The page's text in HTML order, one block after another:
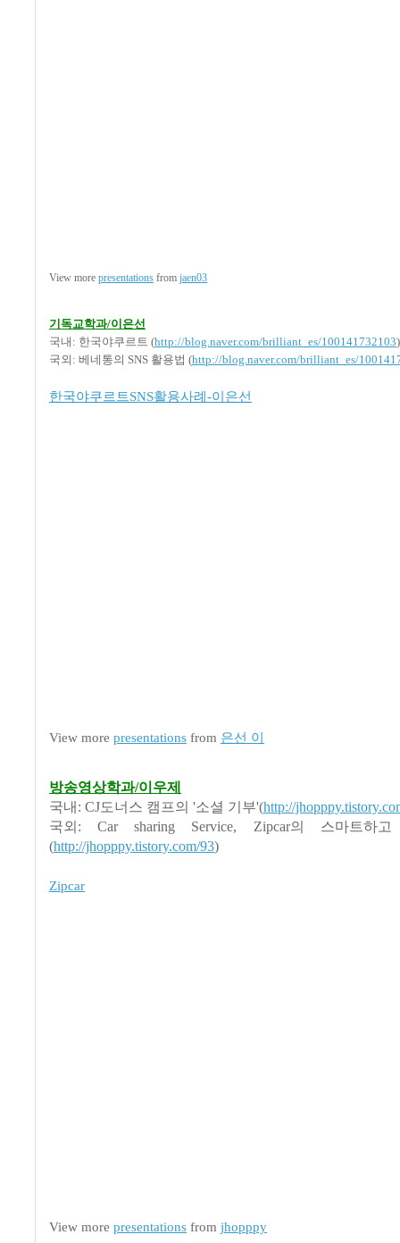
View more presentations from jaen03
기독교학과/이은선
국내: 한국야쿠르트 (http://blog.naver.com/brilliant_es/100141732103)
국외: 베네통의 SNS 활용법 (http://blog.naver.com/brilliant_es/
한국야쿠르트SNS활용사례-이은선
View more presentations from 은선 이
방송영상학과/이우제
국내: CJ도너스 캠프의 '소셜 기부'(http://
국외: Car sharing Service, Zipcar의 스마트하
(http://jhopppy.tistory.com/93)
Zipcar
View more presentations from jhopppy